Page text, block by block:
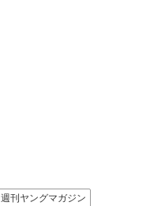
週刊ヤングマガジン